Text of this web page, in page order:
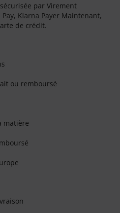
par Virement
Klarna Payer Maintenant,
de crédit.
ou remboursé
matière